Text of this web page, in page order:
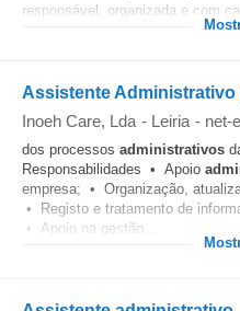
responsável, organizada e com
Assistente Administrativo
Inoeh Care, Lda - Leiria - net-
dos processos administrativos
Responsabilidades • Apoio
empresa; • Organização,
• Registo e tratamento de
• Apoio na gestão...